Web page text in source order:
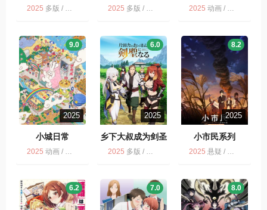
2025 多版 / 矢野同学观察日记 / 动画
时之战
2025 多版 / 科幻 / 冒险 / 动画
波连同学
2025 动画 / 多版 / 剧情 / 喜剧
2025
小城日常
9.0
2025 动画 / 喜剧 / 多版
2025
乡下大叔成为剑圣
6.0
2025 多版 / 动画 / 乡下大叔成为剑圣
2025
小市民系列
8.2
2025 悬疑 / 多版 / 剧情 / 动画 / 小市民系列 第2季
6.2 7.0 8.0